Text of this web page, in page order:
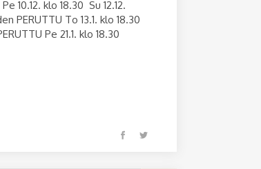
10.12. klo 18.30 Su 12.12.
PERUTTU To 13.1. klo 18.30
Pe 21.1. klo 18.30